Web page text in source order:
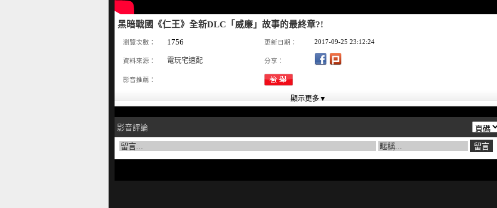
黑暗戰國《仁王》全新DLC「威廉」故事的最終章?!
瀏覽次數： 1756 更新日期： 2017-09-25 23:12:24
資料來源： 電玩宅速配 分享：
影音推薦：
影音評論